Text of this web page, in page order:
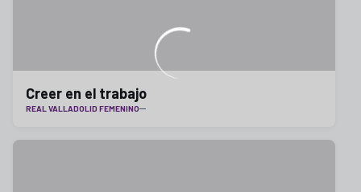
Creer en el trabajo
REAL VALLADOLID FEMENINO